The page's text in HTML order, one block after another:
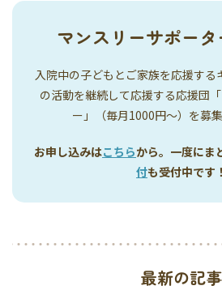
マンスリーサポータ
入院中の子どもとご家族を応援する
の活動を継続して応援する応援団
ー」（毎月1000円〜）を募
お申し込みはこちらから。一度にま
付も受付中です！
最新の記事